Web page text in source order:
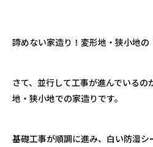
諦めない家造り！変形地・狭小地の
さて、並行して工事が進んでいる
地・狭小地での家造りです。
基礎工事が順調に進み、白い防湿